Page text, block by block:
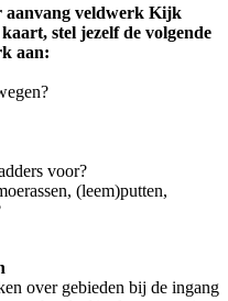
aanvang veldwerk Kijk
stel jezelf de volgende
aan:
voor?
(leem)putten,
over gebieden bij de ingang